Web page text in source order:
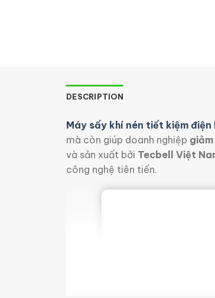
DESCRIPTION
Máy sấy khí nén tiết kiệm
mà còn giúp doanh nghiệp
và sản xuất bởi Tecbell Việt
công nghệ tiên tiến.